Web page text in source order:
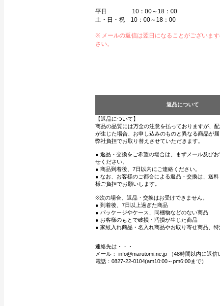
平日 10：00～18：00
土・日・祝 10：00～18：00
※ メールの返信は翌日になることがございま
さい。
返品について
【返品について】
商品の品質には万全の注意を払っておりますが、
が生じた場合、お申し込みのものと異なる商品が
弊社負担でお取り替えさせていただきます。
● 返品・交換をご希望の場合は、まずメール及び
せください。
● 商品到着後、7日以内にご連絡ください。
● なお、お客様のご都合による返品・交換は、送
様ご負担でお願いします。
※次の場合、返品・交換はお受けできません。
● 到着後、7日以上過ぎた商品
● パッケージやケース、同梱物などのない商品
● お客様のもとで破損・汚損が生じた商品
● 家紋入れ商品・名入れ商品やお取り寄せ商品、
連絡先は・・・
メール： info@marutomi.ne.jp （48時間以内に返信
電話：0827-22-0104(am10:00～pm6:00まで）